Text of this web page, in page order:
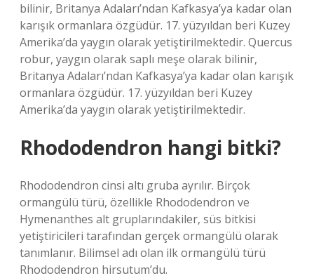
bilinir, Britanya Adaları’ndan Kafkasya’ya kadar olan
karışık ormanlara özgüdür. 17. yüzyıldan beri Kuzey
Amerika’da yaygın olarak yetiştirilmektedir. Quercus
robur, yaygın olarak saplı meşe olarak bilinir,
Britanya Adaları’ndan Kafkasya’ya kadar olan karışık
ormanlara özgüdür. 17. yüzyıldan beri Kuzey
Amerika’da yaygın olarak yetiştirilmektedir.
Rhododendron hangi bitki?
Rhododendron cinsi altı gruba ayrılır. Birçok
ormangülü türü, özellikle Rhododendron ve
Hymenanthes alt gruplarındakiler, süs bitkisi
yetiştiricileri tarafından gerçek ormangülü olarak
tanımlanır. Bilimsel adı olan ilk ormangülü türü
Rhododendron hirsutum’du.